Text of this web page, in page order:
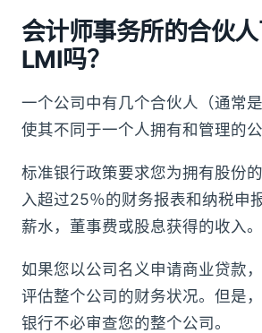
会计师事务所的合伙
LMI吗？
一个公司中有几个合伙人（通常
使其不同于一个人拥有和管理的公
标准银行政策要求您为拥有股份
入超过25％的财务报表和纳税申
薪水，董事费或股息获得的收入。
如果您以公司名义申请商业贷款
评估整个公司的财务状况。但是
银行不必审查您的整个公司。